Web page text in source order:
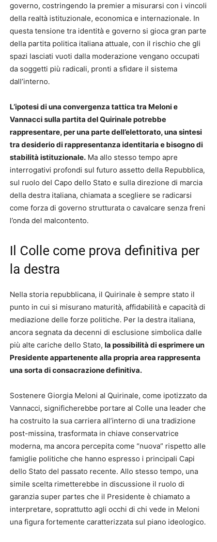
governo, costringendo la premier a misurarsi con i vincoli
della realtà istituzionale, economica e internazionale. In
questa tensione tra identità e governo si gioca gran parte
della partita politica italiana attuale, con il rischio che gli
spazi lasciati vuoti dalla moderazione vengano occupati
da soggetti più radicali, pronti a sfidare il sistema
dall’interno.
L’ipotesi di una convergenza tattica tra Meloni e
Vannacci sulla partita del Quirinale potrebbe
rappresentare, per una parte dell’elettorato, una sintesi
tra desiderio di rappresentanza identitaria e bisogno di
stabilità istituzionale. Ma allo stesso tempo apre
interrogativi profondi sul futuro assetto della Repubblica,
sul ruolo del Capo dello Stato e sulla direzione di marcia
della destra italiana, chiamata a scegliere se radicarsi
come forza di governo strutturata o cavalcare senza freni
l’onda del malcontento.
Il Colle come prova definitiva per
la destra
Nella storia repubblicana, il Quirinale è sempre stato il
punto in cui si misurano maturità, affidabilità e capacità di
mediazione delle forze politiche. Per la destra italiana,
ancora segnata da decenni di esclusione simbolica dalle
più alte cariche dello Stato, la possibilità di esprimere un
Presidente appartenente alla propria area rappresenta
una sorta di consacrazione definitiva.
Sostenere Giorgia Meloni al Quirinale, come ipotizzato da
Vannacci, significherebbe portare al Colle una leader che
ha costruito la sua carriera all’interno di una tradizione
post-missina, trasformata in chiave conservatrice
moderna, ma ancora percepita come “nuova” rispetto alle
famiglie politiche che hanno espresso i principali Capi
dello Stato del passato recente. Allo stesso tempo, una
simile scelta rimetterebbe in discussione il ruolo di
garanzia super partes che il Presidente è chiamato a
interpretare, soprattutto agli occhi di chi vede in Meloni
una figura fortemente caratterizzata sul piano ideologico.